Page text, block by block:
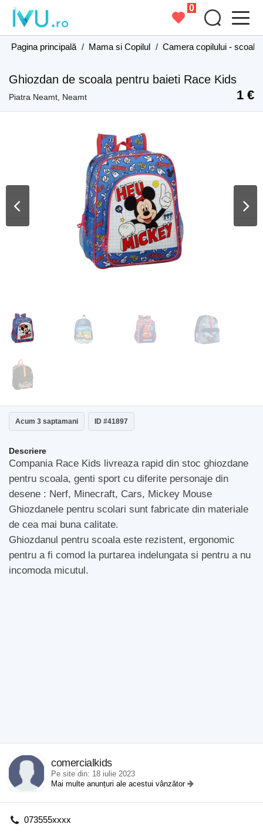
0
Pagina principală / Mama si Copilul / Camera copilului - scoală
Ghiozdan de scoala pentru baieti Race Kids
Piatra Neamt, Neamt 1 €
Acum 3 saptamani ID #41897
Descriere
Compania Race Kids livreaza rapid din stoc ghiozdane
pentru scoala, genti sport cu diferite personaje din
desene : Nerf, Minecraft, Cars, Mickey Mouse
Ghiozdanele pentru scolari sunt fabricate din materiale
de cea mai buna calitate.
Ghiozdanul pentru scoala este rezistent, ergonomic
pentru a fi comod la purtarea indelungata si pentru a nu
incomoda micutul.
comercialkids
Pe site din: 18 iulie 2023
Mai multe anunțuri ale acestui vânzător
073555xxxx